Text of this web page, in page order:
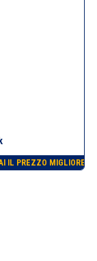
IL PREZZO MIGLIORE!